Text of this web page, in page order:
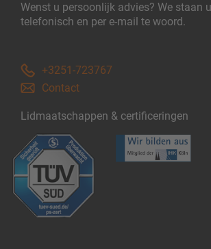
Wenst u persoonlijk advies? We staan
telefonisch en per e-mail te woord.
+3251-723767
Contact
Lidmaatschappen & certificeringen